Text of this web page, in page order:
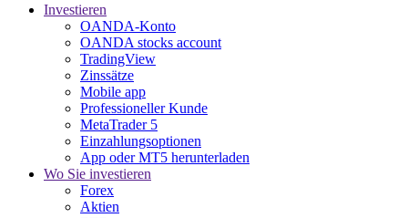
Investieren
OANDA-Konto
OANDA stocks account
TradingView
Zinssätze
Mobile app
Professioneller Kunde
MetaTrader 5
Einzahlungsoptionen
App oder MT5 herunterladen
Wo Sie investieren
Forex
Aktien